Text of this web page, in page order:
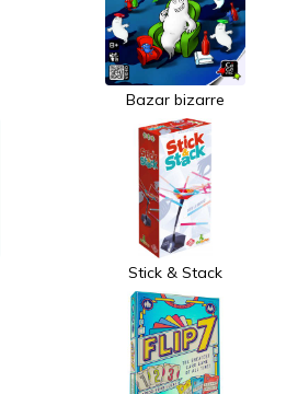
Bazar bizarre
Stick & Stack